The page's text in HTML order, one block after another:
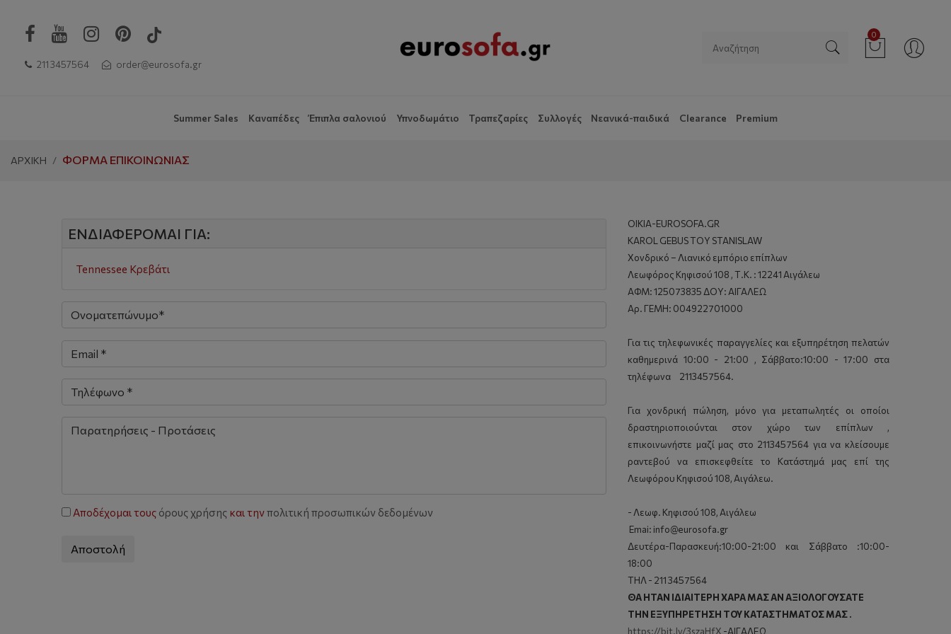
211 3457564 order@eurosofa.gr
0
Summer Sales Καναπέδες Έπιπλα σαλονιού Υπνοδωμάτιο Τραπεζαρίες Συλλογές Νεανικά-παιδικά Clearance Premium
ΑΡΧΙΚΗ ΦΌΡΜΑ ΕΠΙΚΟΙΝΩΝΊΑΣ
ΕΝΔΙΑΦΈΡΟΜΑΙ ΓΙΑ:
Tennessee Κρεβάτι
Αποδέχομαι τους όρους χρήσης και τηνπολιτική προσωπικών δεδομένων
ΟΙΚΙΑ-EUROSOFA.GR
KAROL GEBUS ΤΟΥ STANISLAW
Χονδρικό – Λιανικό εμπόριο επίπλων
Λεωφόρος Κηφισού 108 , Τ.Κ. : 12241 Αιγάλεω
ΑΦΜ: 125073835 ΔΟΥ: ΑΙΓΑΛΕΩ
Αρ. ΓΕΜΗ: 004922701000
Για τις τηλεφωνικές παραγγελίες και εξυπηρέτηση πελατών
καθημερινά 10:00 - 21:00 , Σάββατο:10:00 - 17:00 στα
τηλέφωνα 2113457564.
Για χονδρική πώληση, μόνο για μεταπωλητές οι οποίοι
δραστηριοποιούνται στον χώρο των επίπλων ,
επικοινωνήστε μαζί μας στο 2113457564 για να κλείσουμε
ραντεβού να επισκεφθείτε το Κατάστημά μας επί της
Λεωφόρου Κηφισού 108, Αιγάλεω.
- Λεωφ. Κηφισού 108, Αιγάλεω
Emai: info@eurosofa.gr
Δευτέρα-Παρασκευή:10:00-21:00 και Σάββατο :10:00-
18:00
ΤΗΛ - 211 3457564
ΘA HTAN IΔIAITEPH XAPA MAΣ AN AΞIOΛOΓOYΣATE
THN EΞYΠHPETHΣH TOY KATAΣTHMATOΣ MAΣ .
https://bit.ly/3szaHfX -AIΓAΛEΩ